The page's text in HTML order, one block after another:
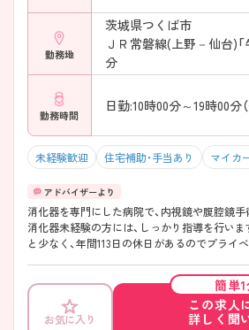
勤務地
茨城県つくば市
ＪＲ常磐線(上野－仙台)「
分
勤務時間
日勤:10時00分～19時00分
未経験歓迎 住宅補助・手当あり マイカ
消化器を専門にした病院で、内視鏡や腹腔鏡手
消化器未経験の方には、しっかり指導を行い
と少なく、年間113日の休日があるのでプライ
のでお気軽にご相談ください。
お気に入り
簡単1
この求人
詳しく聞